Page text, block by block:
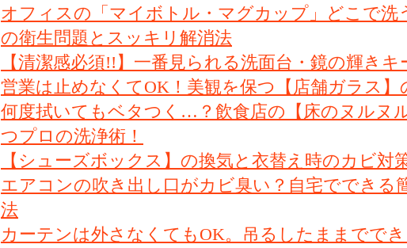
オフィスの「マイボトル・マグカップ」どこで洗
の衛生問題とスッキリ解消法
【清潔感必須!!】一番見られる洗面台・鏡の輝きキ
営業は止めなくてOK！美観を保つ【店舗ガラス】
何度拭いてもベタつく…？飲食店の【床のヌルヌ
つプロの洗浄術！
【シューズボックス】の換気と衣替え時のカビ対
エアコンの吹き出し口がカビ臭い？自宅でできる
法
カーテンは外さなくてもOK。吊るしたままでで